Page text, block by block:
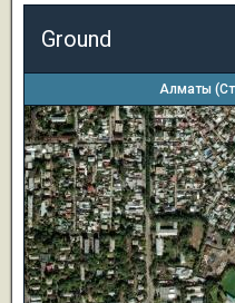
Ground
Алматы